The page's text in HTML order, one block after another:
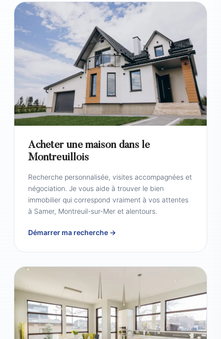
Acheter une maison dans le
Montreuillois
Recherche personnalisée, visites accompagnées et
négociation. Je vous aide à trouver le bien
immobilier qui correspond vraiment à vos attentes
à Samer, Montreuil-sur-Mer et alentours.
Démarrer ma recherche →